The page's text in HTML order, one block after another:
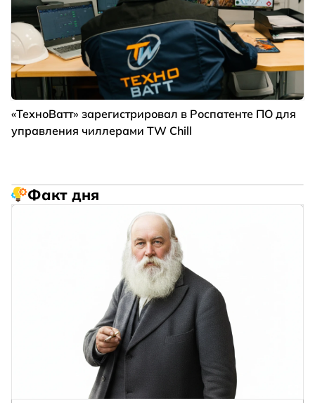
«ТехноВатт» зарегистрировал в Роспатенте ПО для
управления чиллерами TW Chill
Факт дня